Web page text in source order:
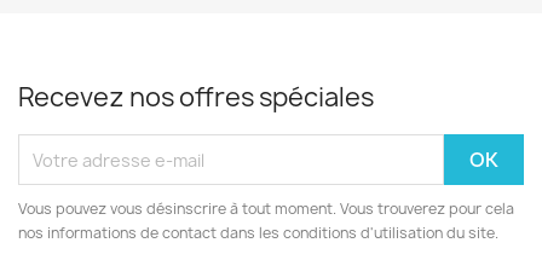
Recevez nos offres spéciales
Vous pouvez vous désinscrire à tout moment. Vous trouverez pour cela
nos informations de contact dans les conditions d'utilisation du site.